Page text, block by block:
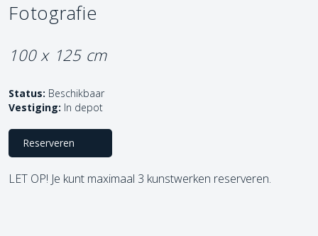
Fotografie
100 x 125 cm
Status: Beschikbaar
Vestiging: In depot
Reserveren
LET OP! Je kunt maximaal 3 kunstwerken reserveren.